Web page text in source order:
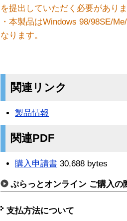
を提出していただく必要があり
・本製品はWindows 98/98SE/
なります。
関連リンク
製品情報
関連PDF
購入申請書 30,688 bytes
ぷらっとオンライン ご購入の
支払方法について